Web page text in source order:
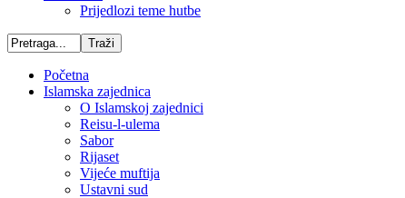
Prijedlozi teme hutbe
Početna
Islamska zajednica
O Islamskoj zajednici
Reisu-l-ulema
Sabor
Rijaset
Vijeće muftija
Ustavni sud